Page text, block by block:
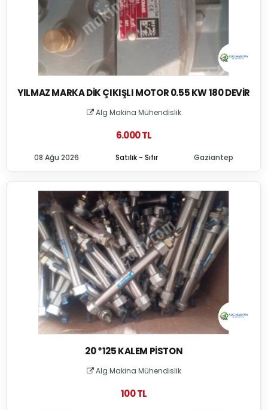
YILMAZ MARKA DIK ÇIKIŞLI MOTOR 0.55 KW 180 DEVIR
Alg Makina Mühendislik
6.000 TL
Satılık - Sıfır
08 Ağu 2026 Gaziantep
20 *125 KALEM PISTON
Alg Makina Mühendislik
100 TL